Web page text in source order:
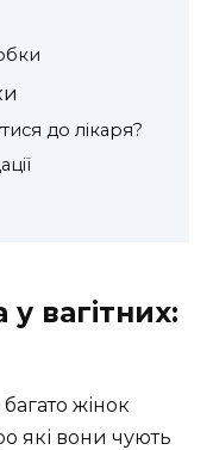
до лікаря?
вагітних:
жінок
які вони чують